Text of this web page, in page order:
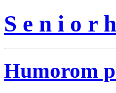
S e n i o r
Humorom